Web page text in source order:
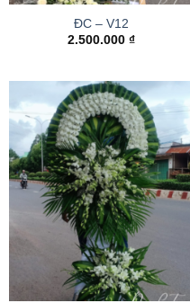
ĐC – V12
2.500.000 ₫